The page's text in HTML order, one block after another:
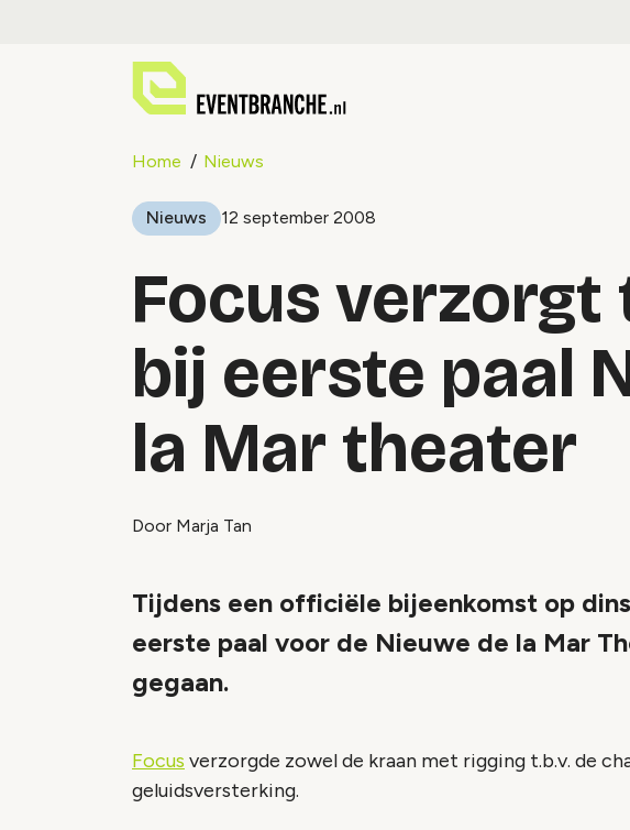
Home Nieuws
Nieuws 12 september 2008
Focus verzorgt
bij eerste paal
la Mar theater
Door Marja Tan
Tijdens een officiële bijeenkomst op
eerste paal voor de Nieuwe de la Mar
gegaan.
Focus verzorgde zowel de kraan met rigging t.b.v. de
geluidsversterking.